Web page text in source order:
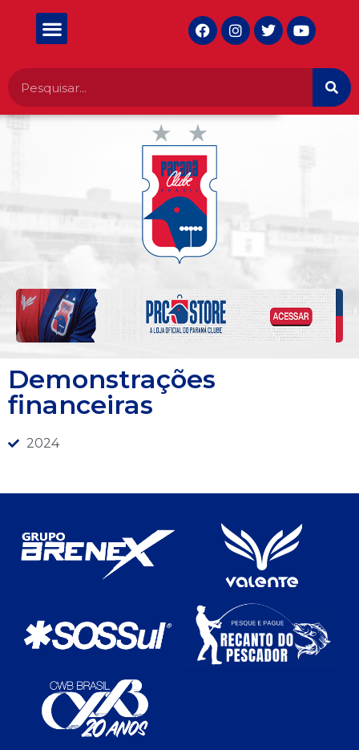
Demonstrações
financeiras
2024